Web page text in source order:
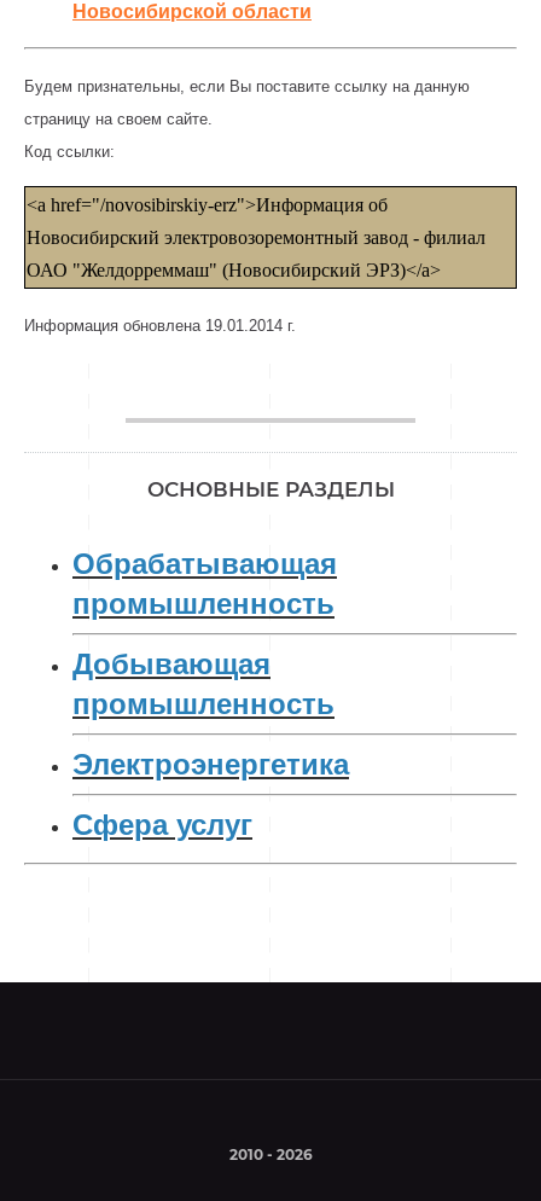
Новосибирской области
Будем признательны, если Вы поставите ссылку на данную
страницу на своем сайте.
Код ссылки:
<a href="/novosibirskiy-erz">Информация об
Новосибирский электровозоремонтный завод - филиал
ОАО "Желдорреммаш" (Новосибирский ЭРЗ)</a>
Информация обновлена 19.01.2014 г.
________________
ОСНОВНЫЕ РАЗДЕЛЫ
Обрабатывающая
промышленность
Добывающая
промышленность
Электроэнергетика
Сфера услуг
2010 - 2026